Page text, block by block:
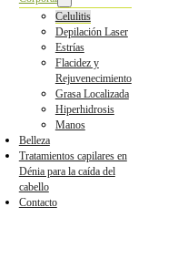
Celulitis
Depilación Laser
Estrías
Flacidez y
Rejuvenecimiento
Grasa Localizada
Hiperhidrosis
Manos
Belleza
Tratamientos capilares en
Dénia para la caída del
cabello
Contacto